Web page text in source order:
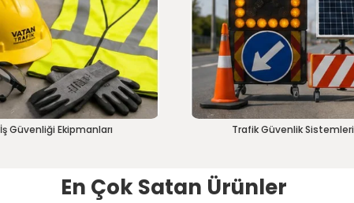
İş Güvenliği Ekipmanları Trafik Güvenlik Sistemleri
En Çok Satan Ürünler